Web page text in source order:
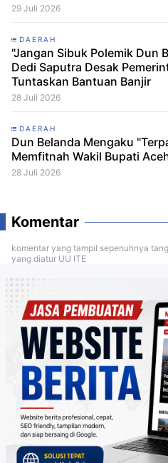
29 Juli 2026
DAERAH
"Jangan Sibuk Polemik Dun
Dedi Saputra Desak
Tuntaskan Bantuan Banjir
28 Juli 2026
DAERAH
Dun Belanda Mengaku
Memfitnah Wakil Bupati
28 Juli 2026
Komentar
komentar yang tampil sepenuhnya
yang diatur UU ITE